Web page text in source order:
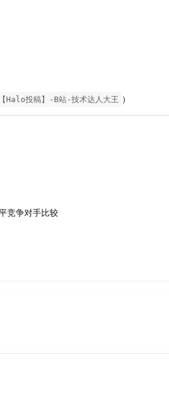
【Halo投稿】-B站-技术达人大王 ）
竞争对手比较